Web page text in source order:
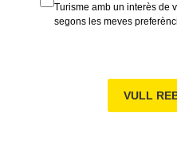
Turisme amb un interès de
segons les meves
VULL